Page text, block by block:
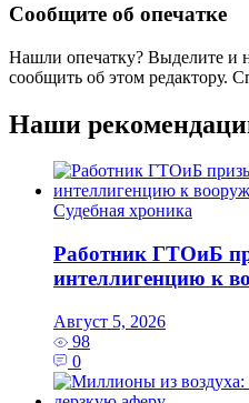
Сообщите об опечатке
Нашли опечатку? Выделите и
сообщить об этом редактору.
Наши
Судебная хроника
Работник ГТОиБ
интеллигенцию к
Август 5, 2026
98
0